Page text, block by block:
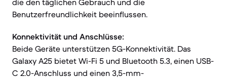
die den täglichen Gebrauch und die
Benutzerfreundlichkeit beeinflussen.
Konnektivität und Anschlüsse:
Beide Geräte unterstützen 5G-Konnektivität. Das
Galaxy A25 bietet Wi-Fi 5 und Bluetooth 5.3, einen USB-
C 2.0-Anschluss und einen 3,5-mm-